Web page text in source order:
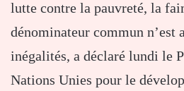
lutte contre la pauvreté, la
dénominateur commun n’est
inégalités, a déclaré lundi le
Nations Unies pour le